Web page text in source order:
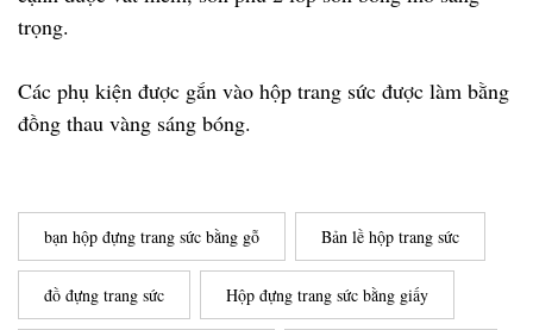
trọng.
Các phụ kiện được gắn vào hộp trang sức được làm bằng
đồng thau vàng sáng bóng.
bạn hộp đựng trang sức bằng gỗ Bản lề hộp trang sức
đồ đựng trang sức Hộp đựng trang sức bằng giấy